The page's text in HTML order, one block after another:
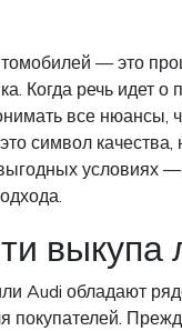
— это
Когда речь идет
все нюансы,
символ качества,
условиях
выкупа
Audi обладают
покупателей.